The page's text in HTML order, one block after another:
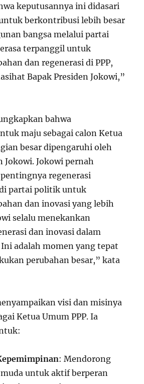
keputusannya ini didasari
berkontribusi lebih besar
bangsa melalui partai
terpanggil untuk
dan regenerasi di PPP,
Bapak Presiden Jokowi,”
bahwa
maju sebagai calon Ketua
besar dipengaruhi oleh
Jokowi. Jokowi pernah
regenerasi
partai politik untuk
dan inovasi yang lebih
selalu menekankan
dan inovasi dalam
adalah momen yang tepat
perubahan besar,” kata
visi dan misinya
Ketua Umum PPP. Ia
: Mendorong
untuk aktif berperan